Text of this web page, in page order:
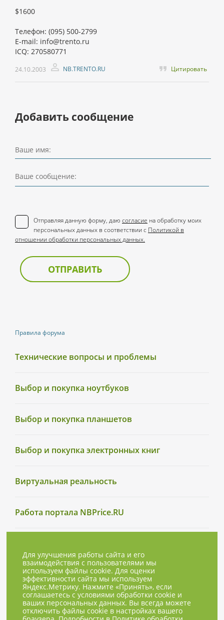
Правила форума
Технические вопросы и проблемы
Выбор и покупка ноутбуков
Выбор и покупка планшетов
Выбор и покупка электронных книг
Виртуальная реальность
Работа портала NBPrice.RU
$1600
Телефон: (095) 500-2799
E-mail: info@trento.ru
ICQ: 270580771
24.10.2003 NB.TRENTO.RU Цитировать
Добавить сообщение
Ваше имя:
Ваше сообщение:
Отправляя данную форму, даю согласие на обработку моих
персональных данных в соответствии с Политикой в
отношении обработки персональных данных.
ОТПРАВИТЬ
Для улучшения работы сайта и его
взаимодействия с пользователями мы
используем файлы cookie. Для оценки
эффективности сайта мы используем
Яндекс.Метрику. Нажмите «Принять», если
соглашаетесь с условиями обработки cookie и
ваших персональных данных. Вы всегда можете
отключить файлы cookie в настройках вашего